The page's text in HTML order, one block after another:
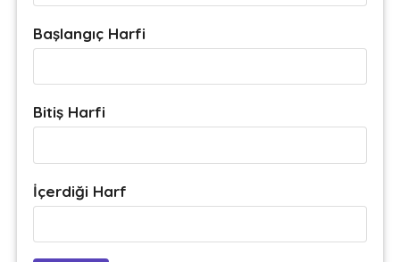
Başlangıç Harfi
Bitiş Harfi
İçerdiği Harf